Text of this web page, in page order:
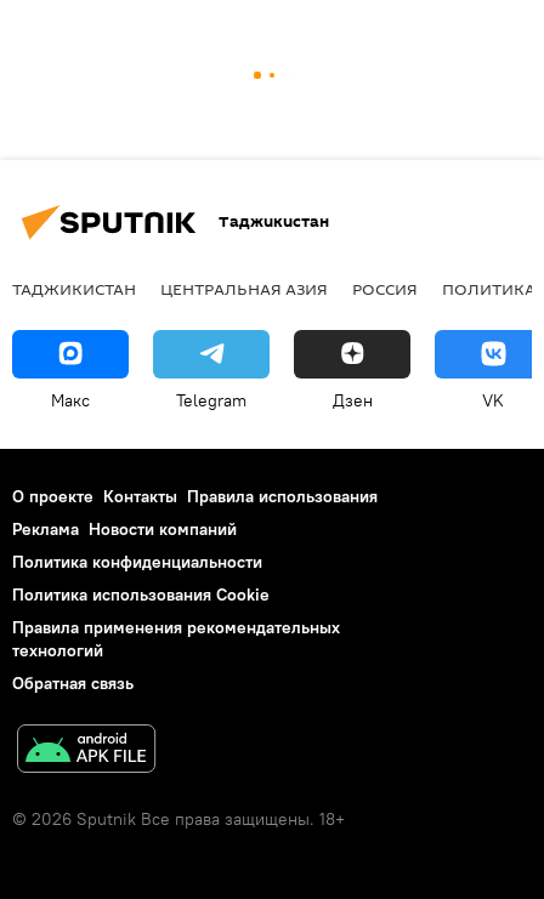
Таджикистан
ТАДЖИКИСТАН ЦЕНТРАЛЬНАЯ АЗИЯ РОССИЯ ПОЛИТИКА
Макс Telegram Дзен VK
О проекте Контакты Правила использования
Реклама Новости компаний
Политика конфиденциальности
Политика использования Cookie
Правила применения рекомендательных
технологий
Обратная связь
© 2026 Sputnik Все права защищены. 18+